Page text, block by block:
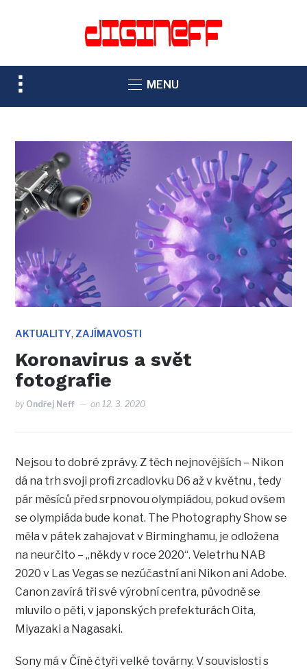
TOGGLE
SIDEBAR
NAVIGATION
MENU
AKTUALITY,ZAJÍMAVOSTI
Koronavirus a svět
fotografie
by Ondřej Neff on12. 3. 2020
Nejsou to dobré zprávy. Z těch nejnovějších – Nikon
dá na trh svoji profi zrcadlovku D6 až v květnu , tedy
pár měsíců před srpnovou olympiádou, pokud ovšem
se olympiáda bude konat. The Photography Show se
měla v pátek zahajovat v Birminghamu, je odložena
na neurčito – „někdy v roce 2020“. Veletrhu NAB
2020 v Las Vegas se nezúčastní ani Nikon ani Adobe.
Canon zavírá tři své výrobní centra, původně se
mluvilo o pěti, v japonských prefekturách Oita,
Miyazaki a Nagasaki.
Sony má v Číně čtyři velké továrny. V souvislosti s